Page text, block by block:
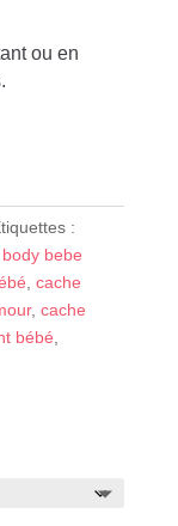
ou en
:
body bebe
cache
, cache
bébé